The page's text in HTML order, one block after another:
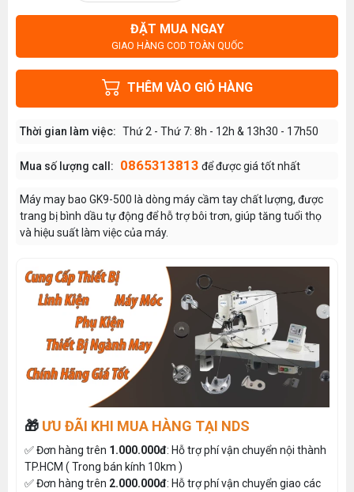
ĐẶT MUA NGAY
GIAO HÀNG COD TOÀN QUỐC
THÊM VÀO GIỎ HÀNG
Thời gian làm việc: Thứ 2 - Thứ 7: 8h - 12h & 13h30 - 17h50
Mua số lượng call: 0865313813 để được giá tốt nhất
Máy may bao GK9-500 là dòng máy cầm tay chất lượng, được
trang bị bình dầu tự động để hỗ trợ bôi trơn, giúp tăng tuổi thọ
và hiệu suất làm việc của máy.
🎁 ƯU ĐÃI KHI MUA HÀNG TẠI NDS
✅ Đơn hàng trên 1.000.000đ: Hỗ trợ phí vận chuyển nội thành
TP.HCM ( Trong bán kính 10km )
✅ Đơn hàng trên 2.000.000đ: Hỗ trợ phí vận chuyển giao các